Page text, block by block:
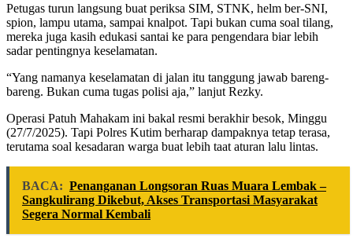
Petugas turun langsung buat periksa SIM, STNK, helm ber-SNI,
spion, lampu utama, sampai knalpot. Tapi bukan cuma soal tilang,
mereka juga kasih edukasi santai ke para pengendara biar lebih
sadar pentingnya keselamatan.
“Yang namanya keselamatan di jalan itu tanggung jawab bareng-
bareng. Bukan cuma tugas polisi aja,” lanjut Rezky.
Operasi Patuh Mahakam ini bakal resmi berakhir besok, Minggu
(27/7/2025). Tapi Polres Kutim berharap dampaknya tetap terasa,
terutama soal kesadaran warga buat lebih taat aturan lalu lintas.
BACA: Penanganan Longsoran Ruas Muara Lembak –
Sangkulirang Dikebut, Akses Transportasi Masyarakat
Segera Normal Kembali